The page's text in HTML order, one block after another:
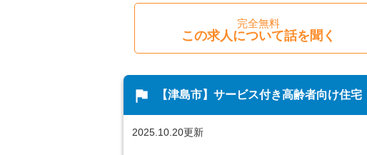
完全無料
この求人について話を聞く
flag 【津島市】サービス付き高齢者向け住宅
2025.10.20更新